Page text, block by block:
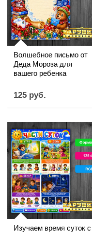
Волшебное письмо от
Деда Мороза для
вашего ребенка
125 руб.
Изучаем время суток с